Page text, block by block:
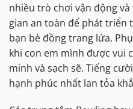
nhiều trò chơi vận động
gian an toàn để phát triển
bạn bè đồng trang lứa.
khi con em mình được vui
minh và sạch sẽ. Tiếng
hạnh phúc nhất lan tỏa